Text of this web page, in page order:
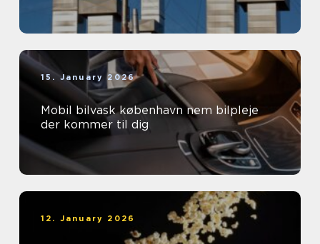
15. January 2026
Mobil bilvask københavn nem bilpleje
der kommer til dig
12. January 2026